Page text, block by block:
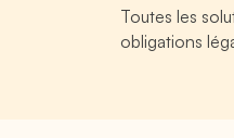
Toutes les
obligations